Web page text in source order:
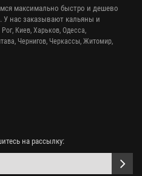
максимально быстро и дешево
У нас заказывают кальяны и
Киев, Харьков, Одесса,
Чернигов, Черкассы, Житомир,
на рассылку: